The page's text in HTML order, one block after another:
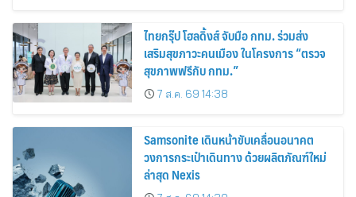
ไทยกรุ๊ป โฮลดิ้งส์ จับมือ กทม. ร่วมส่ง
เสริมสุขภาวะคนเมือง ในโครงการ “ตรวจ
สุขภาพฟรีกับ กทม.”
7 ส.ค. 69 14:38
Samsonite เดินหน้าขับเคลื่อนอนาคต
วงการกระเป๋าเดินทาง ด้วยผลิตภัณฑ์ใหม่
ล่าสุด Nexis